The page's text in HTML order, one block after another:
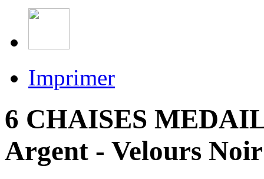
Imprimer
6 CHAISES
Argent - Velours Noir